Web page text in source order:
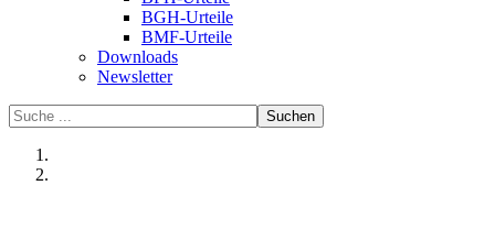
BGH-Urteile
BMF-Urteile
Downloads
Newsletter
Suchen